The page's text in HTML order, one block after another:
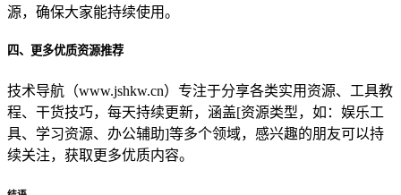
源，确保大家能持续使用。
四、更多优质资源推荐
技术导航（www.jshkw.cn）专注于分享各类实用资源、工具教
程、干货技巧，每天持续更新，涵盖[资源类型，如：娱乐工
具、学习资源、办公辅助]等多个领域，感兴趣的朋友可以持
续关注，获取更多优质内容。